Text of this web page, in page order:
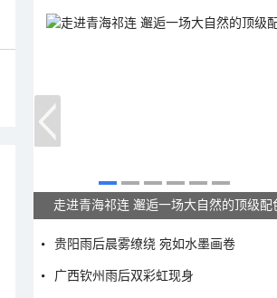
当小鸟与荷花同框 可爱值拉满
贵阳雨后晨雾缭绕 宛如水墨画卷
广西钦州雨后双彩虹现身